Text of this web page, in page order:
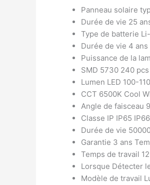
Panneau solaire
Durée de vie 25
Type de batterie
Durée de vie 4 ans
Puissance de la
SMD 5730 240
Lumen LED 100-
CCT 6500K Cool
Angle de faisceau
Classe IP IP65
Durée de vie
Garantie 3 ans
Temps de travail
Lorsque Détecter
Modèle de travail